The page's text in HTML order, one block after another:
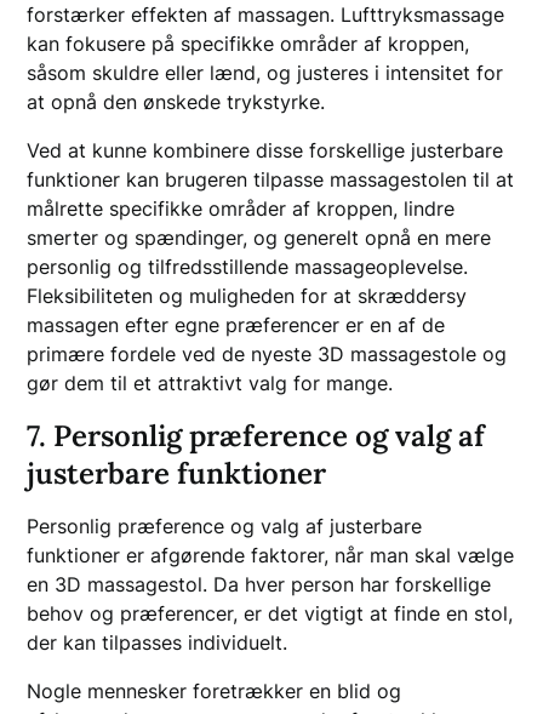
forstærker effekten af massagen. Lufttryksmassage
kan fokusere på specifikke områder af kroppen,
såsom skuldre eller lænd, og justeres i intensitet for
at opnå den ønskede trykstyrke.
Ved at kunne kombinere disse forskellige justerbare
funktioner kan brugeren tilpasse massagestolen til at
målrette specifikke områder af kroppen, lindre
smerter og spændinger, og generelt opnå en mere
personlig og tilfredsstillende massageoplevelse.
Fleksibiliteten og muligheden for at skræddersy
massagen efter egne præferencer er en af de
primære fordele ved de nyeste 3D massagestole og
gør dem til et attraktivt valg for mange.
7. Personlig præference og valg af
justerbare funktioner
Personlig præference og valg af justerbare
funktioner er afgørende faktorer, når man skal vælge
en 3D massagestol. Da hver person har forskellige
behov og præferencer, er det vigtigt at finde en stol,
der kan tilpasses individuelt.
Nogle mennesker foretrækker en blid og